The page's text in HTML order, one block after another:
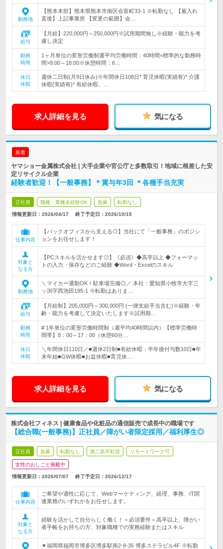
勤務地
【熊本本部】熊本県熊本市南区会富町33-1 ※転勤なし 【雇入れ
直後】上記事業所 【変更の範囲】会…
給与
【月給】220,000円～250,000円※試用期間無し※経験・能力を考
慮し決定
勤務
時間
1ヶ月単位の変形労働制週平均労働時間：40時間<標準的な勤務時
間>9:00～18:00※休憩時間：6…
休日
休暇
週休二日制(月9日休み)※年間休日108日* 育児休暇(実績有)* 介護
休暇(実績有)* 有給休暇、…
求人詳細を見る 気になる
新着
ヤマショー金属株式会社 | 大手企業や官公庁と多数取引！地域に根差した安
定リサイクル企業
経験者歓迎！【一般事務】＊賞与年3回 ＊各種手当充実
正社員 職種・業種未経験OK 急募 転勤なし
情報更新日：2026/04/17 終了予定日： 2026/10/15
仕事内容
【バックオフィスから支える◎】当社にて「一般事務」のポジシ
ョンをお任せします！
対象と
なる方
【PCスキルを活かせます◎】《必須》◆高卒以上 ◆フォーマッ
トの入力・保存などのご経験 ◆Word・Excelのスキル
勤務地
＼マイカー通勤OK！駐車場完備◎／ 本社：愛知県小牧市大字三
ッ渕字西池田195-1 ※転勤はありま…
給与
【月給制】205,000円～300,000円 (一律支給手当含む)※経験・年
齢・能力を考慮して決定いたします※試用期…
勤務
時間
# 1年単位の変形労働時間制（週平均40時間以内）【標準労働時
間帯】8：00～17：00（休憩60分…
休日
休暇
＼年間休日110日／■週休2日制■有給休暇：半年後付与数10日■年
末年始■GW休暇■お盆休暇■育児休…
求人詳細を見る 気になる
株式会社フィネス | 健康食品や化粧品の通信販売で成長中の職場です
【総合職(一般事務)】正社員／障がい者限定採用／福利厚生◎
正社員 急募 転勤なし 第二新卒歓迎 リモートワーク可
女性のおしごと掲載中
情報更新日：2026/07/07 終了予定日： 2026/12/17
仕事内容
ご希望や適性に応じて、Webマーケティング、経理、事務、IT関
連業務のいずれかをお任せします。
対象と
なる方
経験を活かして自分らしく働く！＜必須要件＞高卒以上、障がい
者手帳をお持ちの方、対象職種での実務経験またはスキル
▼福岡県福岡市博多区博多駅南2-8-35 博多ステラビル4F ※転勤